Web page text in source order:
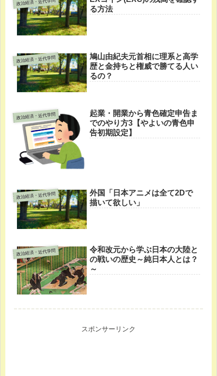
政治経済・近代学問
る方法
政治経済・近代学問
鳩山由紀夫元首相に理系と高学
歴と金持ちと権威で勝てる人い
るの？
政治経済・近代学問
起業・開業から青色確定申告ま
でのやり方3【やよいの青色申
告初期設定】
政治経済・近代学問
外国「日本アニメは全て2Dで
描いて欲しい」
政治経済・近代学問
令和改元から学ぶ日本の大陸と
の戦いの歴史～純日本人とは？
～
スポンサーリンク